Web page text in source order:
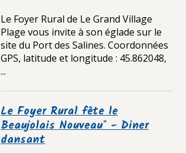
Le Foyer Rural de Le Grand Village
Plage vous invite à son églade sur le
site du Port des Salines. Coordonnées
GPS, latitude et longitude : 45.862048,
...
Le Foyer Rural fête le
Beaujolais Nouveau* - Diner
dansant